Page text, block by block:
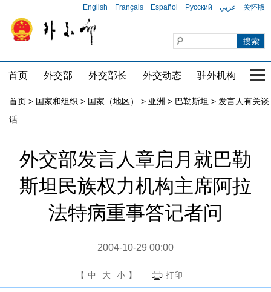
English Français Español Русский عربي 关怀版
首页 外交部 外交部长 外交动态 驻外机构 国
首页 > 国家和组织 > 国家（地区） > 亚洲 > 巴勒斯坦 > 发言人有关谈
话
外交部发言人章启月就巴勒
斯坦民族权力机构主席阿拉
法特病重事答记者问
2004-10-29 00:00
【 中 大 小 】 打印